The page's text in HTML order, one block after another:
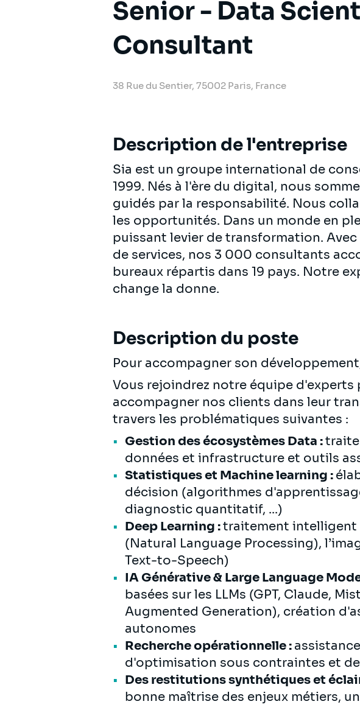
Senior - Data
Consultant
38 Rue du Sentier, 75002 Paris, France
Description de l'entreprise
Sia est un groupe international de
1999. Nés à l'ère du digital, nous
guidés par la responsabilité. Nous
les opportunités. Dans un monde en
puissant levier de transformation.
de services, nos 3 000 consultants
bureaux répartis dans 19 pays. Notre
change la donne.
Description du poste
Pour accompagner son
Vous rejoindrez notre équipe
accompagner nos clients dans leur
travers les problématiques suivantes :
Gestion des écosystèmes Data :
données et infrastructure et outils
Statistiques et Machine learning :
décision (algorithmes
diagnostic quantitatif, ...)
Deep Learning :traitement intelligent
(Natural Language Processing),
Text-to-Speech)
IA Générative & Large Language
basées sur les LLMs (GPT, Claude,
Augmented Generation), création
autonomes
Recherche opérationnelle :
d'optimisation sous contraintes et
Des restitutions synthétiques et
bonne maîtrise des enjeux métiers,